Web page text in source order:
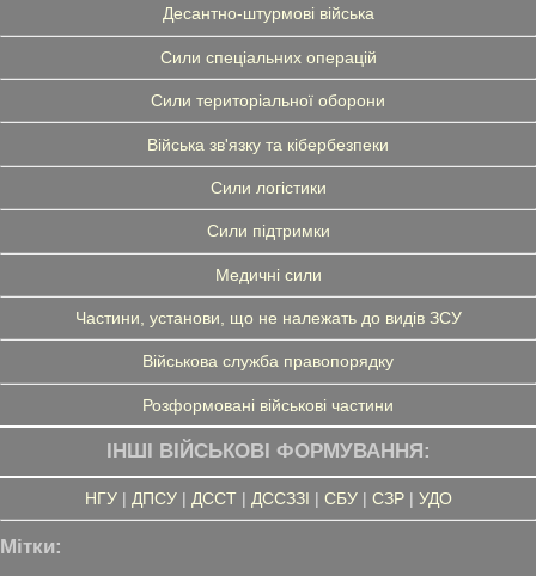
Десантно-штурмові війська
Сили спеціальних операцій
Сили територіальної оборони
Війська зв'язку та кібербезпеки
Сили логістики
Сили підтримки
Медичні сили
Частини, установи, що не належать до видів ЗСУ
Військова служба правопорядку
Розформовані військові частини
ІНШІ ВІЙСЬКОВІ ФОРМУВАННЯ:
НГУ| ДПСУ| ДССТ| ДССЗЗІ | СБУ| СЗР| УДО
Мітки: